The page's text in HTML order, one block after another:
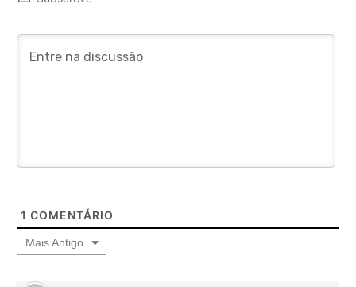
1 COMENTÁRIO
Mais Antigo